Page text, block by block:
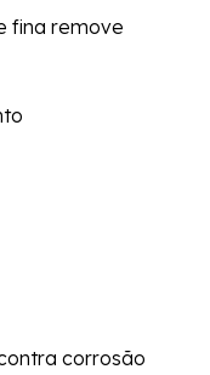
fina remove
corrosão